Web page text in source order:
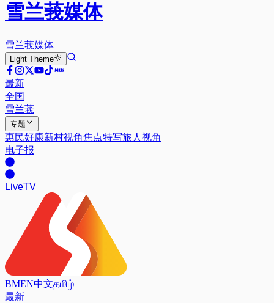
雪兰莪媒体
雪兰莪媒体
Light Theme
最新
全国
雪兰莪
专题
惠民好康新村视角焦点特写旅人视角
电子报
LiveTV
BMEN中文தமிழ்
最新